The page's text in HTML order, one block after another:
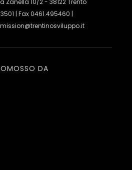
Zanella 10/2 - 38122 Trento
| Fax 0461.495460 |
DA